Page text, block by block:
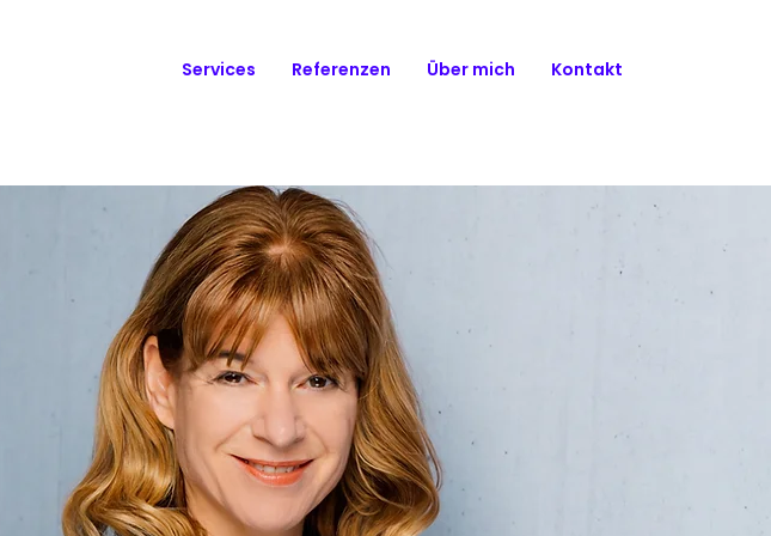
Services Referenzen Über mich Kontakt